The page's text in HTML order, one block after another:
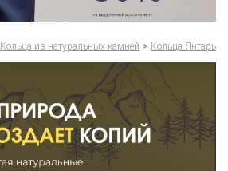
Кольца из натуральных камней > Кольца Янтарь